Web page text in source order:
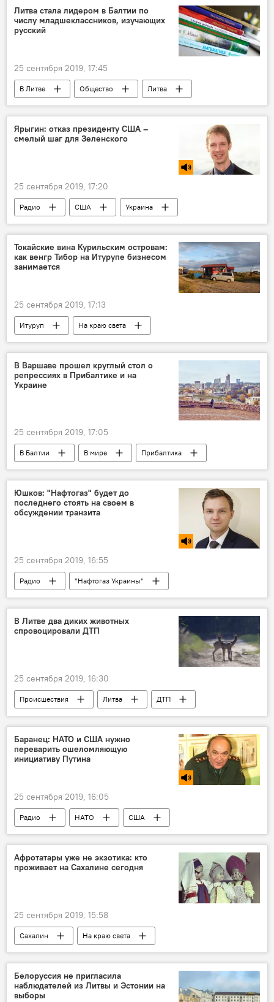
Литва стала лидером в Балтии по
числу младшеклассников, изучающих
русский
25 сентября 2019, 17:45
В Литве Общество
Литва
Латвия
Эстония
Россия
русский язык
Ярыгин: отказ президенту США –
смелый шаг для Зеленского
25 сентября 2019, 17:20
Радио США
Украина
Дональд Трамп
Владимир Зеленский
Токайские вина Курильским островам:
как венгр Тибор на Итурупе бизнесом
занимается
25 сентября 2019, 17:13
Итуруп На краю света
В Варшаве прошел круглый стол о
репрессиях в Прибалтике и на
Украине
25 сентября 2019, 17:05
В Балтии В мире
Прибалтика
Украина
журналисты
свобода слова
свобода слова в странах Балтии
Юшков: "Нафтогаз" будет до
последнего стоять на своем в
обсуждении транзита
25 сентября 2019, 16:55
Радио
"Нафтогаз Украины"
транзит
Россия "Газпром"
В Литве два диких животных
спровоцировали ДТП
25 сентября 2019, 16:30
Происшествия Литва ДТП
Баранец: НАТО и США нужно
переварить ошеломляющую
инициативу Путина
25 сентября 2019, 16:05
Радио НАТО
США
Россия
Владимир Путин
Афротатары уже не экзотика: кто
проживает на Сахалине сегодня
25 сентября 2019, 15:58
Сахалин На краю света
Белоруссия не пригласила
наблюдателей из Литвы и Эстонии на
выборы